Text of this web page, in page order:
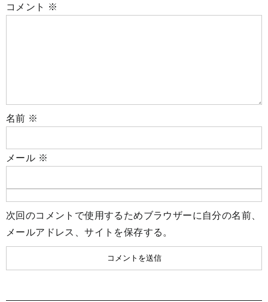
コメント ※
名前 ※
メール ※
次回のコメントで使用するためブラウザーに自分の名前、
メールアドレス、サイトを保存する。